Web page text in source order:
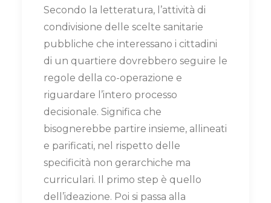
Secondo la letteratura, l’attività di
condivisione delle scelte sanitarie
pubbliche che interessano i cittadini
di un quartiere dovrebbero seguire le
regole della co-operazione e
riguardare l’intero processo
decisionale. Significa che
bisognerebbe partire insieme, allineati
e parificati, nel rispetto delle
specificità non gerarchiche ma
curriculari. Il primo step è quello
dell’ideazione. Poi si passa alla